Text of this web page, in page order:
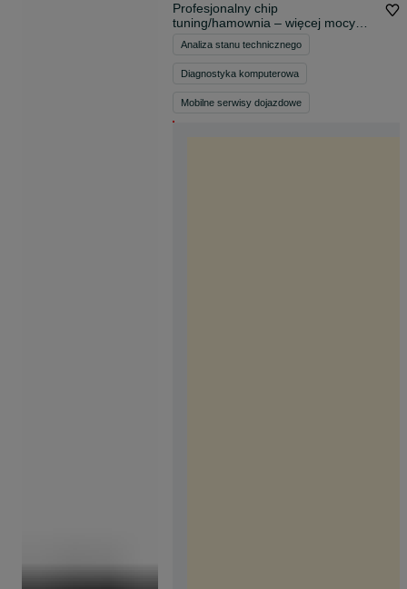
Profesjonalny chip
tuning/hamownia – więcej mocy
mniejsze spalanie PACAR
Pisarczyk Autoserwis & Tuning
Analiza stanu technicznego
Diagnostyka komputerowa
Mobilne serwisy dojazdowe